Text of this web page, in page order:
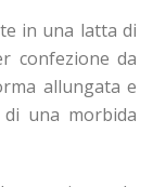
in una latta di
confezione da
allungata e
una morbida